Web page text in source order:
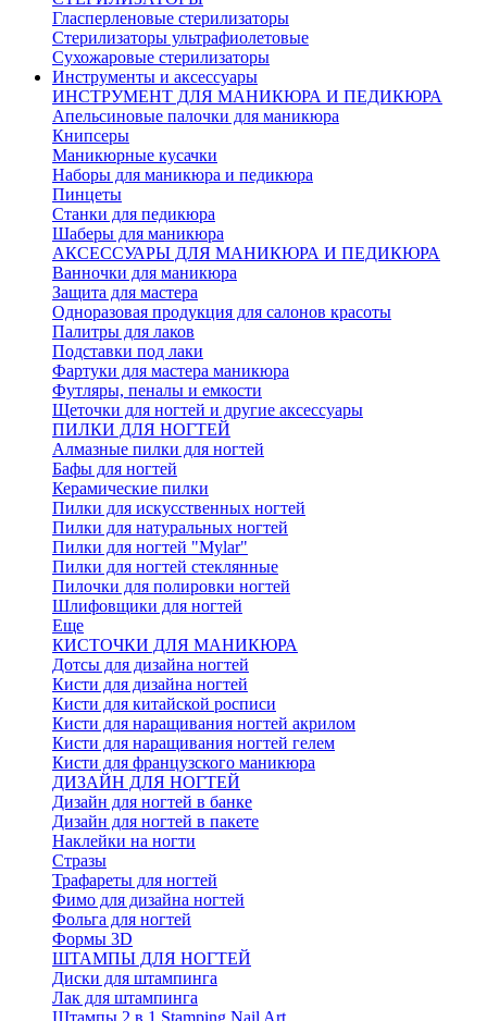
Гласперленовые стерилизаторы
Стерилизаторы ультрафиолетовые
Сухожаровые стерилизаторы
Инструменты и аксессуары
ИНСТРУМЕНТ ДЛЯ МАНИКЮРА И ПЕДИКЮРА
Апельсиновые палочки для маникюра
Книпсеры
Маникюрные кусачки
Наборы для маникюра и педикюра
Пинцеты
Станки для педикюра
Шаберы для маникюра
АКСЕССУАРЫ ДЛЯ МАНИКЮРА И ПЕДИКЮРА
Ванночки для маникюра
Защита для мастера
Одноразовая продукция для салонов красоты
Палитры для лаков
Подставки под лаки
Фартуки для мастера маникюра
Футляры, пеналы и емкости
Щеточки для ногтей и другие аксессуары
ПИЛКИ ДЛЯ НОГТЕЙ
Алмазные пилки для ногтей
Бафы для ногтей
Керамические пилки
Пилки для искусственных ногтей
Пилки для натуральных ногтей
Пилки для ногтей "Mylar"
Пилки для ногтей стеклянные
Пилочки для полировки ногтей
Шлифовщики для ногтей
Еще
КИСТОЧКИ ДЛЯ МАНИКЮРА
Дотсы для дизайна ногтей
Кисти для дизайна ногтей
Кисти для китайской росписи
Кисти для наращивания ногтей акрилом
Кисти для наращивания ногтей гелем
Кисти для французского маникюра
ДИЗАЙН ДЛЯ НОГТЕЙ
Дизайн для ногтей в банке
Дизайн для ногтей в пакете
Наклейки на ногти
Стразы
Трафареты для ногтей
Фимо для дизайна ногтей
Фольга для ногтей
Формы 3D
ШТАМПЫ ДЛЯ НОГТЕЙ
Диски для штампинга
Лак для штампинга
Штампы 2 в 1 Stamping Nail Art